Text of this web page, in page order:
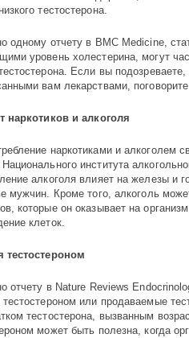
тестостерона.
одному отчету в BMC Medicine,
уровень холестерина, могут
Если вы
вам лекарствами,
наркотиков и алкоголя
наркотиками и алкоголем
института
алкоголя влияет на железы и
мужчин. Кроме того, алкоголь
которые он оказывает на
клеток.
тестостероном
отчету в Nature Reviews
тестостероном или продаваемые
тестостерона, вызванным
может быть полезна, когда